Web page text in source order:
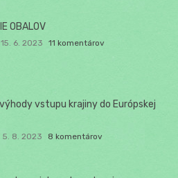
OBALOV
15. 6. 2023 11 komentárov
vstupu krajiny do Európskej
5. 8. 2023 8 komentárov